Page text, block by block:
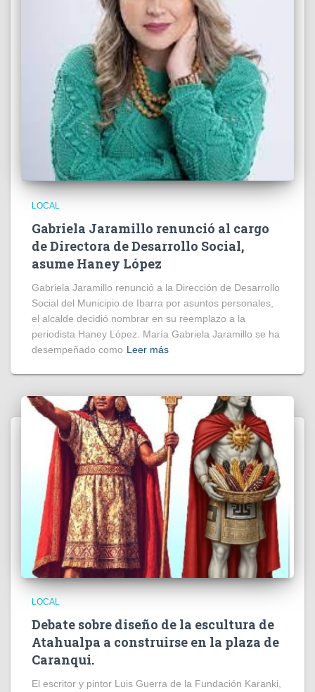
LOCAL
Gabriela Jaramillo renunció al cargo
de Directora de Desarrollo Social,
asume Haney López
Gabriela Jaramillo renunció a la Dirección de Desarrollo
Social del Municipio de Ibarra por asuntos personales,
el alcalde decidió nombrar en su reemplazo a la
periodista Haney López. María Gabriela Jaramillo se ha
desempeñado como Leer más
LOCAL
Debate sobre diseño de la escultura de
Atahualpa a construirse en la plaza de
Caranqui.
El escritor y pintor Luis Guerra de la Fundación Karanki,